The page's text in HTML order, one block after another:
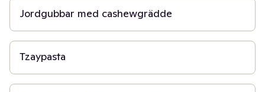
Jordgubbar med cashewgrädde
45 min
Tzaypasta
45 min